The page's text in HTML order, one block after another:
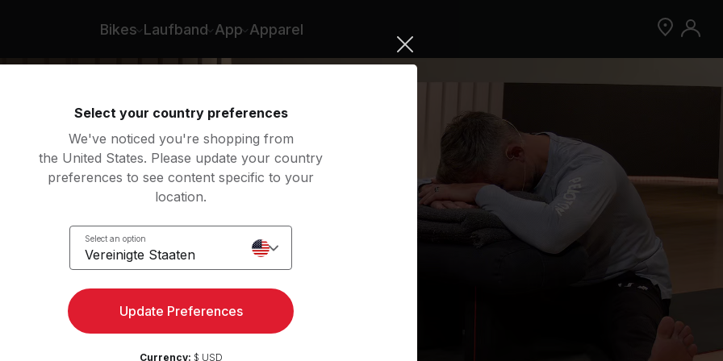
Bikes Laufband App Apparel
Jetzt Peloton App kostenlos testen
Nur für Neukund:innen der App. Weitere
Kostenlos testen
Select your country preferences
We've noticed you're shopping from
the United States. Please update your country
preferences to see content specific to your
location.
Select an option
Vereinigte Staaten
Update Preferences
Currency: $ USD